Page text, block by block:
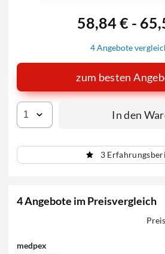
3
58,84 € -
4 Angebote
zum besten
In den
4 Angebote im Preisvergleich
medpex